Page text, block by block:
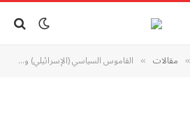
» مقالات » القاموس السياسي (الإسرائيلي) ووقف إطلاق النار!سعادة مصطفى أرشيد